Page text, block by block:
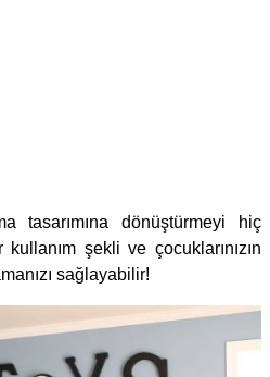
tasarımına dönüştürmeyi hiç
şekli ve çocuklarınızın
sağlayabilir!